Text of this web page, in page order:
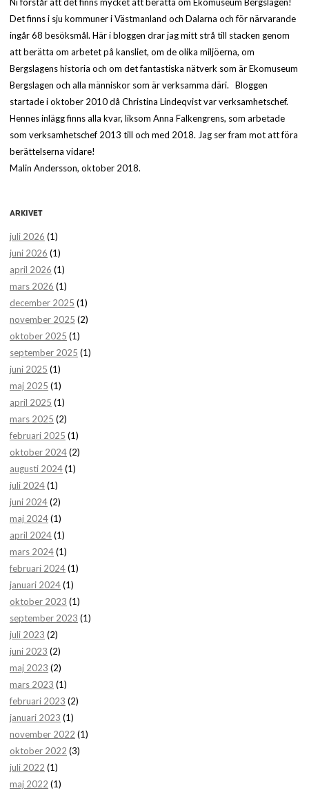
Det finns i sju kommuner i Västmanland och Dalarna och för närvarande
ingår 68 besöksmål. Här i bloggen drar jag mitt strå till stacken genom
att berätta om arbetet på kansliet, om de olika miljöerna, om
Bergslagens historia och om det fantastiska nätverk som är Ekomuseum
Bergslagen och alla människor som är verksamma däri. Bloggen
startade i oktober 2010 då Christina Lindeqvist var verksamhetschef.
Hennes inlägg finns alla kvar, liksom Anna Falkengrens, som arbetade
som verksamhetschef 2013 till och med 2018. Jag ser fram mot att föra
berättelserna vidare!
Malin Andersson, oktober 2018.
ARKIVET
juli 2026 (1)
juni 2026 (1)
april 2026 (1)
mars 2026 (1)
december 2025 (1)
november 2025 (2)
oktober 2025 (1)
september 2025 (1)
juni 2025 (1)
maj 2025 (1)
april 2025 (1)
mars 2025 (2)
februari 2025 (1)
oktober 2024(2)
augusti 2024(1)
juli 2024(1)
juni 2024(2)
maj 2024(1)
april 2024(1)
mars 2024(1)
februari 2024(1)
januari 2024(1)
oktober 2023 (1)
september 2023 (1)
juli 2023 (2)
juni 2023 (2)
maj 2023 (2)
mars 2023 (1)
februari 2023 (2)
januari 2023 (1)
november 2022 (1)
oktober 2022 (3)
juli 2022 (1)
maj 2022 (1)